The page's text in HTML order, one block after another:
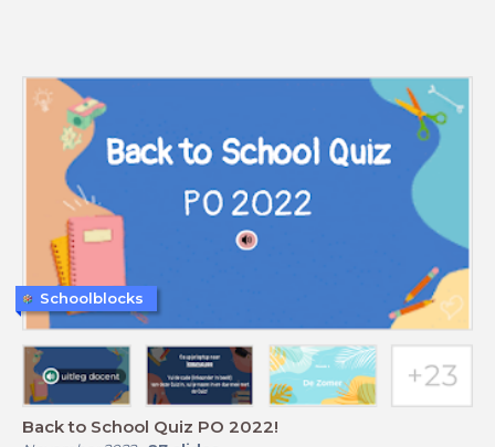
Back to School Quiz PO 2022!
Schoolblocks